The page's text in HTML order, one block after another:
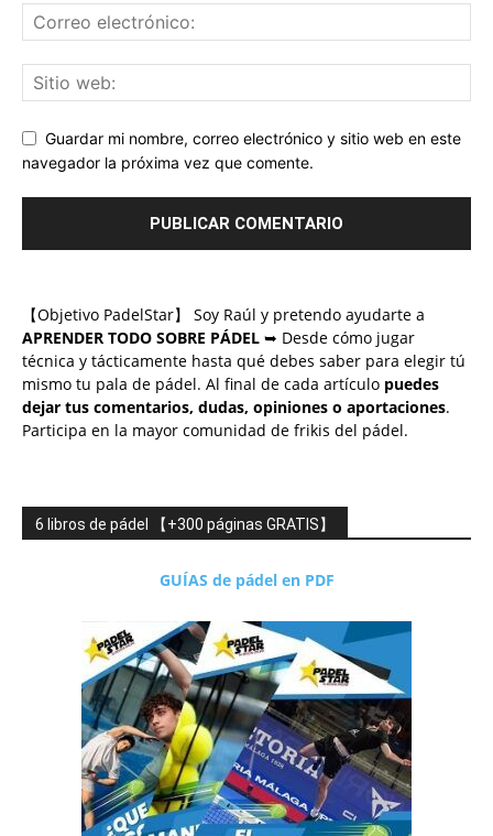
Guardar mi nombre, correo electrónico y sitio web en este
navegador la próxima vez que comente.
【Objetivo PadelStar】 Soy Raúl y pretendo ayudarte a
APRENDER TODO SOBRE PÁDEL ➥ Desde cómo jugar
técnica y tácticamente hasta qué debes saber para elegir tú
mismo tu pala de pádel. Al final de cada artículo puedes
dejar tus comentarios, dudas, opiniones o aportaciones.
Participa en la mayor comunidad de frikis del pádel.
6 libros de pádel 【+300 páginas GRATIS】
GUÍAS de pádel en PDF